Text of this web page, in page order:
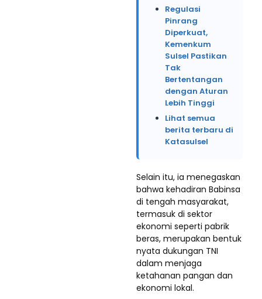
Regulasi
Pinrang
Diperkuat,
Kemenkum
Sulsel Pastikan
Tak
Bertentangan
dengan Aturan
Lebih Tinggi
Lihat semua
berita terbaru di
Katasulsel
Selain itu, ia menegaskan
bahwa kehadiran Babinsa
di tengah masyarakat,
termasuk di sektor
ekonomi seperti pabrik
beras, merupakan bentuk
nyata dukungan TNI
dalam menjaga
ketahanan pangan dan
ekonomi lokal.